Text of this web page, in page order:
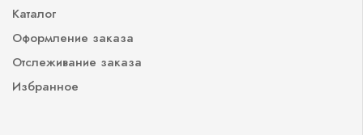
Каталог
Оформление заказа
Отслеживание заказа
Избранное